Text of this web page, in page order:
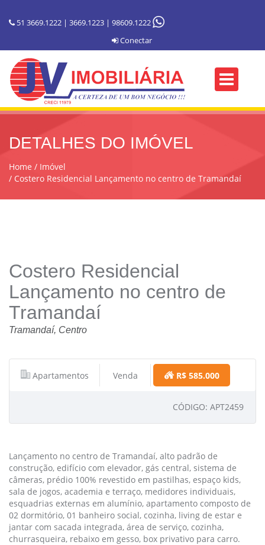
51 3669.1222 | 3669.1223 | 98609.1222
Conectar
DETALHES DO IMÓVEL
Home
Imóvel
Costero Residencial Lançamento no centro de Tramandaí
Costero Residencial
Lançamento no centro de
Tramandaí
Tramandaí, Centro
Apartamentos Venda R$ 585.000
CÓDIGO: APT2459
Lançamento no centro de Tramandaí, alto padrão de
construção, edifício com elevador, gás central, sistema de
câmeras, prédio 100% revestido em pastilhas, espaço kids,
sala de jogos, academia e terraço, medidores individuais,
esquadrias externas em alumínio, apartamento composto de
02 dormitório, 01 banheiro social, cozinha, living de estar e
jantar com sacada integrada, área de serviço, cozinha,
churrasqueira, rebaixo em gesso, box privativo para carro.